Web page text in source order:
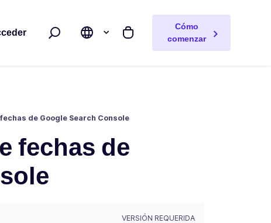
Buscar Mi carrito
Cómo
comenzar
de Google Search Console
fechas de
VERSIÓN REQUERIDA